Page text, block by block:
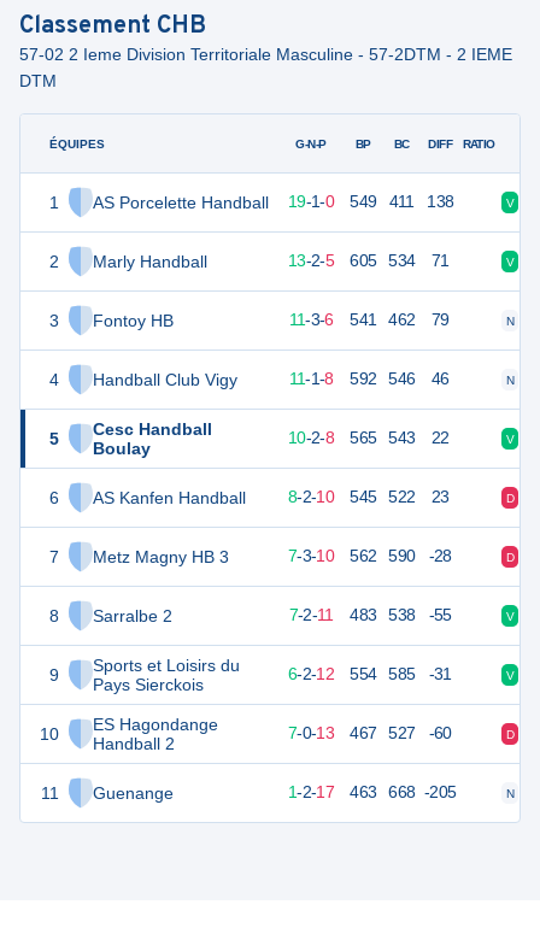
Classement CHB
57-02 2 Ieme Division Territoriale Masculine - 57-2DTM - 2 IEME
DTM
ÉQUIPES
1 AS Porcelette Handball
2 Marly Handball
3 Fontoy HB
4 Handball Club Vigy
5
Cesc Handball
Boulay
6 AS Kanfen Handball
7 Metz Magny HB 3
8 Sarralbe 2
9
Sports et Loisirs du
Pays Sierckois
10
ES Hagondange
Handball 2
11 Guenange
G-N-P BP BC DIFF RATIO
59 20 19-1-0 549 411 138 V
13-2-5 605 534 71 V
11-3-6 541 462 79 N
43 11-1-8 592 546 46 N
10-2-8 565 543 22 V
38 8-2-10 545 522 23 D
37 7-3-10 562 590 -28 D
7-2-11 483 538 -55 V
34 6-2-12 554 585 -31 V
33 7-0-13 467 527 -60 D
1-2-17 463 668 -205 N